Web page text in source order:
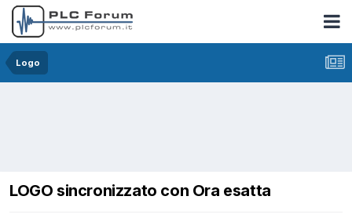
Logo
LOGO sincronizzato con Ora esatta